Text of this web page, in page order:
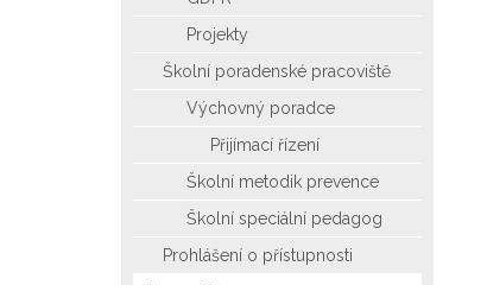
Projekty
Školní poradenské pracoviště
Výchovný poradce
Přijímací řízení
Školní metodik prevence
Školní speciální pedagog
Prohlášení o přístupnosti